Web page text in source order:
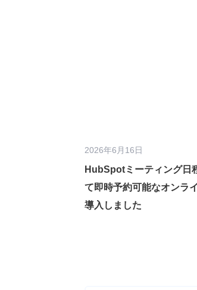
2026年6月16日
HubSpotミーティング日
て即時予約可能なオンラ
導入しました